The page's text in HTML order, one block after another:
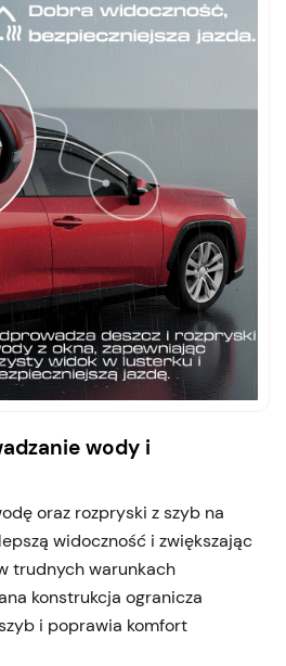
wody i
oraz rozpryski z szyb na
widoczność i zwiększając
trudnych warunkach
konstrukcja ogranicza
i poprawia komfort